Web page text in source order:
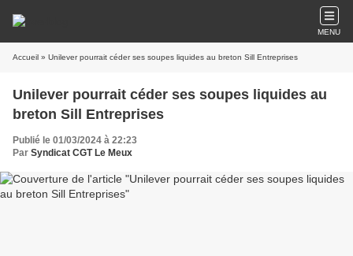
MENU
Accueil » Unilever pourrait céder ses soupes liquides au breton Sill Entreprises
Unilever pourrait céder ses soupes liquides au
breton Sill Entreprises
Publié le 01/03/2024 à 22:23
Par Syndicat CGT Le Meux